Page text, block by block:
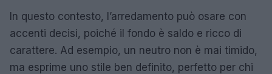
In questo contesto, l’arredamento può osare con
accenti decisi, poiché il fondo è saldo e ricco di
carattere. Ad esempio, un neutro non è mai timido,
ma esprime uno stile ben definito, perfetto per chi